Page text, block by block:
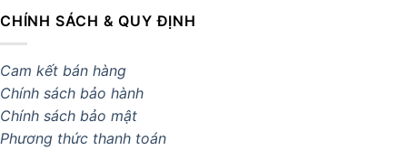
CHÍNH SÁCH & QUY ĐỊNH
Cam kết bán hàng
Chính sách bảo hành
Chính sách bảo mật
Phương thức thanh toán